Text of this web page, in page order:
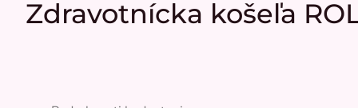
Zdravotnícka košeľa